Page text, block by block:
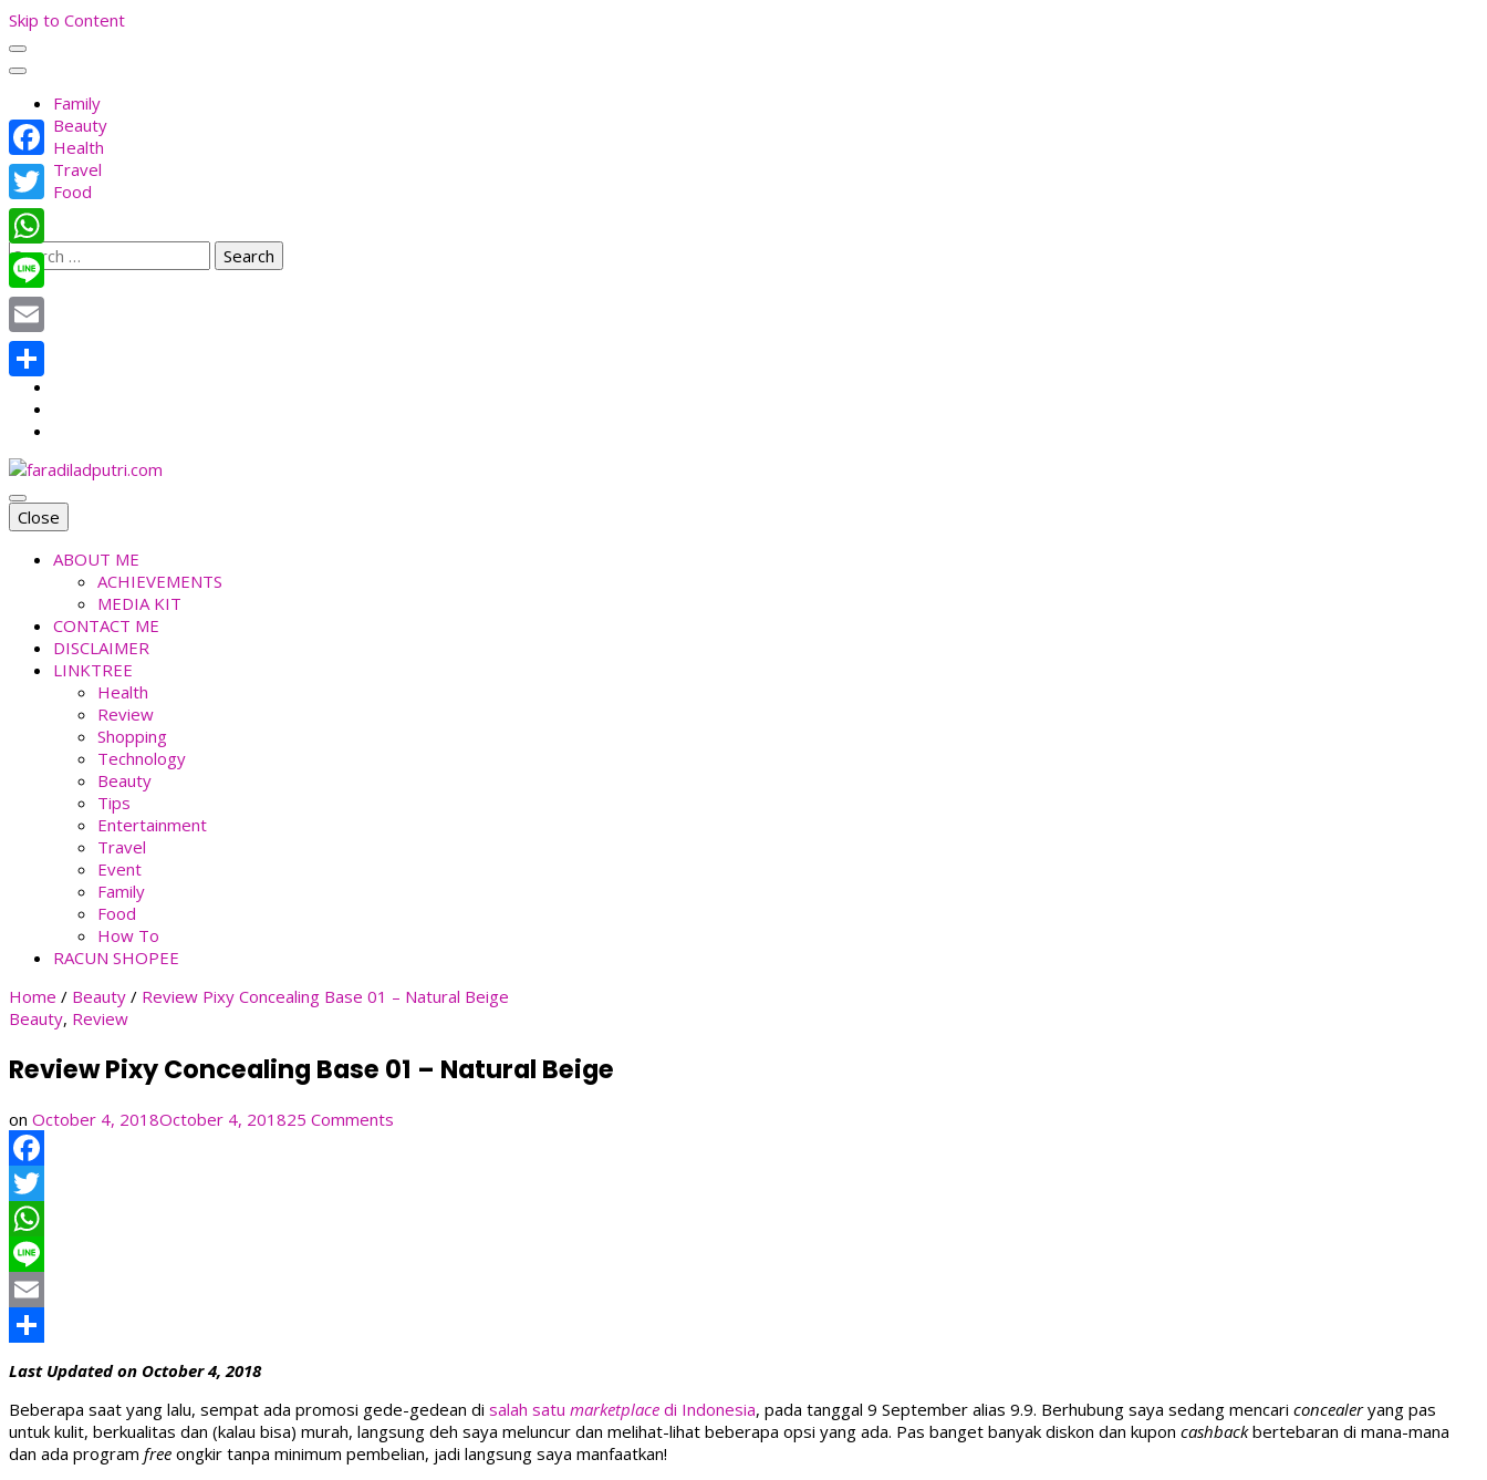
Skip to Content
Family
Beauty
Health
Travel
Food
Search
for:
faradiladputri.com
Indonesian Millennial Mom and Lifestyle Blogger
Close
ABOUT ME
ACHIEVEMENTS
MEDIA KIT
CONTACT ME
DISCLAIMER
LINKTREE
Health
Review
Shopping
Technology
Beauty
Tips
Entertainment
Travel
Event
Family
Food
How To
RACUN SHOPEE
Home / Beauty / Review Pixy Concealing Base 01 – Natural Beige
Beauty, Review
Review Pixy Concealing Base 01 – Natural Beige
on October 4, 2018October 4, 201825 Comments
Facebook
Twitter
WhatsApp
Line
Email
Share
Last Updated on October 4, 2018
Beberapa saat yang lalu, sempat ada promosi gede-gedean di salah satu marketplace di Indonesia, pada tanggal 9 September alias 9.9. Berhubung saya sedang mencari concealeryang pas
untuk kulit, berkualitas dan (kalau bisa) murah, langsung deh saya meluncur dan melihat-lihat beberapa opsi yang ada. Pas banget banyak diskon dan kupon cashbackbertebaran di mana-mana
dan ada program free ongkir tanpa minimum pembelian, jadi langsung saya manfaatkan!
Facebook
Twitter
WhatsApp
Line
Email
Share